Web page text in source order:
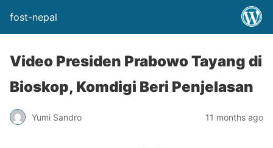
fost-nepal
Video Presiden Prabowo Tayang di
Bioskop, Komdigi Beri Penjelasan
Yumi Sandro 11 months ago